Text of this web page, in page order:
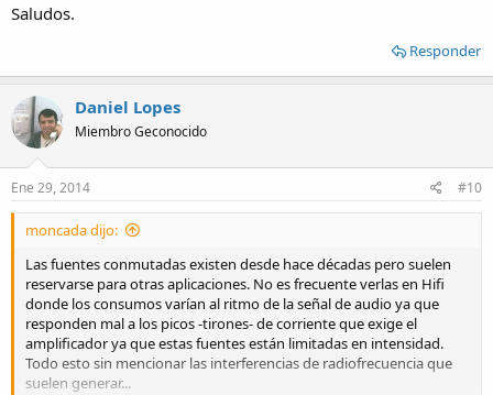
Saludos.
Responder
Daniel Lopes
Miembro Geconocido
Ene 29, 2014 #10
moncada dijo:
Las fuentes conmutadas existen desde hace décadas pero suelen
reservarse para otras aplicaciones. No es frecuente verlas en Hifi
donde los consumos varían al ritmo de la señal de audio ya que
responden mal a los picos -tirones- de corriente que exige el
amplificador ya que estas fuentes están limitadas en intensidad.
Todo esto sin mencionar las interferencias de radiofrecuencia que
suelen generar...